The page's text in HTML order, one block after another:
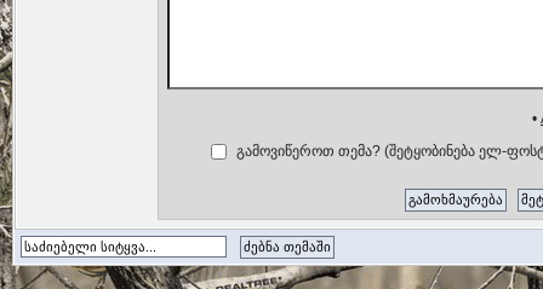
•
გამოვიწეროთ თემა? (შეტყობინება ელ-